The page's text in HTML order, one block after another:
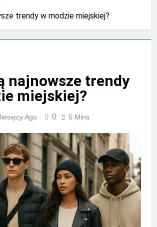
trendy w modzie miejskiej?
najnowsze trendy
miejskiej?
Ago 0 5 Mins